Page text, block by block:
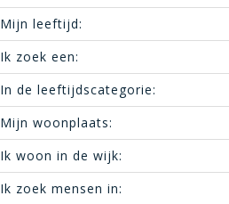
Mijn leeftijd:
Ik zoek een:
In de leeftijdscategorie:
Mijn woonplaats:
Ik woon in de wijk:
Ik zoek mensen in: